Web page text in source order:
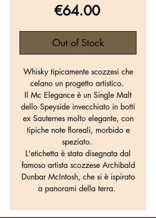
€64.00Price
Out of Stock
Whisky tipicamente scozzesi che
celano un progetto artistico.
Il Mc Elegance è un Single Malt
dello Speyside invecchiato in botti
ex Sauternes molto elegante, con
tipiche note floreali, morbido e
speziato.
L'etichetta è stata disegnata dal
famoso artista scozzese Archibald
Dunbar McIntosh, che si è ispirato
a panorami della terra.